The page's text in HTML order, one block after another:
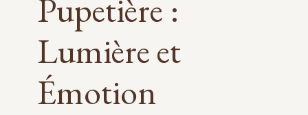
Pupetière :
Lumière et
Émotion